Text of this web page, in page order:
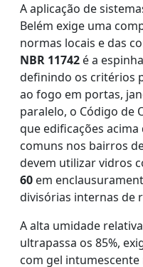
A aplicação de
Belém exige uma
normas locais e das
NBR 11742 é a
definindo os critérios
ao fogo em portas,
paralelo, o Código de
que edificações
comuns nos bairros
devem utilizar vidros
60 em
divisórias internas de
A alta umidade
ultrapassa os 85%,
com gel